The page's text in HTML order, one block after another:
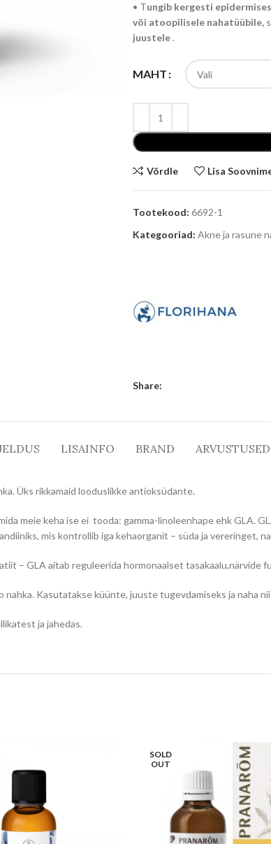
• Tungib kergesti
või atoopilisele nahatüübile,
juustele .
MAHT
Võrdle Lisa
Tootekood: 6692-1
Kategooriad: Akne ja rasune
Share:
LISAINFO BRAND
Üks rikkamaid looduslikke antioksüdante.
meie keha ise ei tooda: gamma-linoleenhape ehk GLA.
mis kontrollib iga kehaorganit – süda ja vereringet,
– GLA aitab reguleerida hormonaalset tasakaalu,närvide
Kasutatakse küünte, juuste tugevdamiseks ja naha
ja jahedas.
SOLD
OUT